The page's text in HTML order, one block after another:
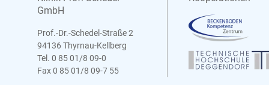
GmbH
Prof.-Dr.-Schedel-Straße 2
94136 Thyrnau-Kellberg
Tel. 0 85 01/8 09-0
Fax 0 85 01/8 09-7 55